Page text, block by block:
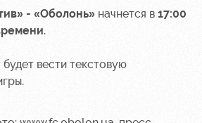
- «Оболонь» начнется в 17:00
.
вести текстовую